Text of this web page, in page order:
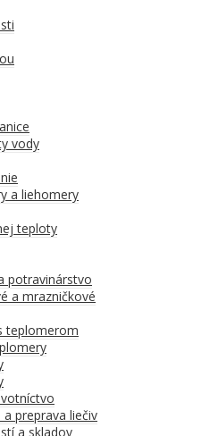
vody
a liehomery
teploty
potravinárstvo
a mrazničkové
teplomerom
a preprava liečiv
a skladov